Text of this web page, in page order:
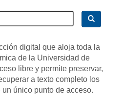
digital que aloja toda la
de la Universidad de
libre y permite preservar,
a texto completo los
único punto de acceso.